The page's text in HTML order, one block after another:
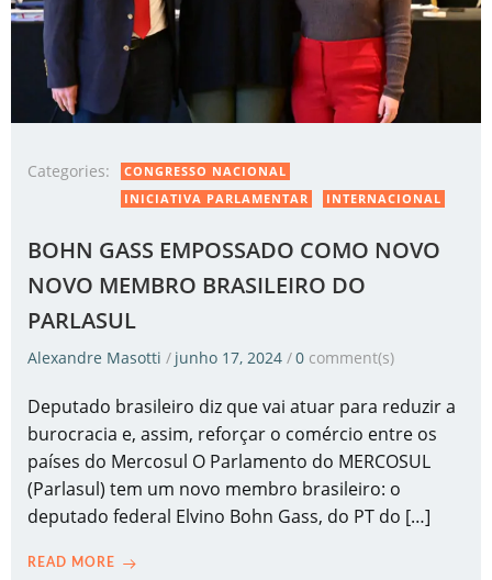
Categories:
CONGRESSO NACIONAL
INICIATIVA PARLAMENTAR
INTERNACIONAL
BOHN GASS EMPOSSADO COMO NOVO
NOVO MEMBRO BRASILEIRO DO
PARLASUL
Alexandre Masotti / junho 17, 2024 /0 comment(s)
Deputado brasileiro diz que vai atuar para reduzir a
burocracia e, assim, reforçar o comércio entre os
países do Mercosul O Parlamento do MERCOSUL
(Parlasul) tem um novo membro brasileiro: o
deputado federal Elvino Bohn Gass, do PT do […]
READ MORE